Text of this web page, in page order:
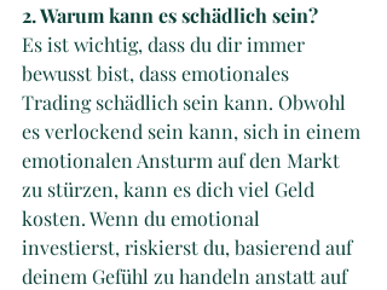
2. Warum kann es schädlich sein?
Es ist wichtig, dass du dir immer
bewusst bist, dass emotionales
Trading schädlich sein kann. Obwohl
es verlockend sein kann, sich in einem
emotionalen Ansturm auf den Markt
zu stürzen, kann es dich viel Geld
kosten. Wenn du emotional
investierst, riskierst du, basierend auf
deinem Gefühl zu handeln anstatt auf